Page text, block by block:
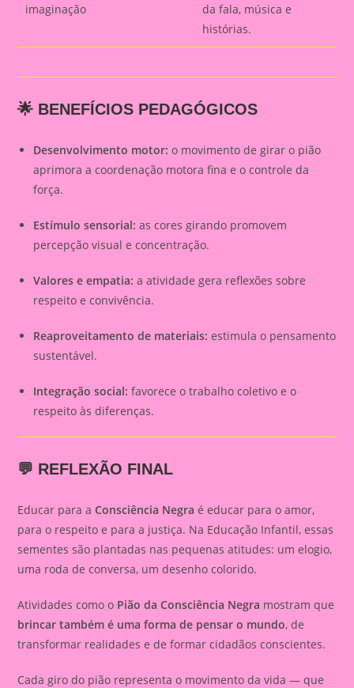
imaginação
da fala, música e
histórias.
🌟 BENEFÍCIOS PEDAGÓGICOS
Desenvolvimento motor: o movimento de girar o pião
aprimora a coordenação motora fina e o controle da
força.
Estímulo sensorial: as cores girando promovem
percepção visual e concentração.
Valores e empatia: a atividade gera reflexões sobre
respeito e convivência.
Reaproveitamento de materiais: estimula o pensamento
sustentável.
Integração social: favorece o trabalho coletivo e o
respeito às diferenças.
💬 REFLEXÃO FINAL
Educar para aConsciência Negra é educar para o amor,
para o respeito e para a justiça. Na Educação Infantil, essas
sementes são plantadas nas pequenas atitudes: um elogio,
uma roda de conversa, um desenho colorido.
Atividades como o Pião da Consciência Negra mostram que
brincar também é uma forma de pensar o mundo, de
transformar realidades e de formar cidadãos conscientes.
Cada giro do pião representa o movimento da vida — que